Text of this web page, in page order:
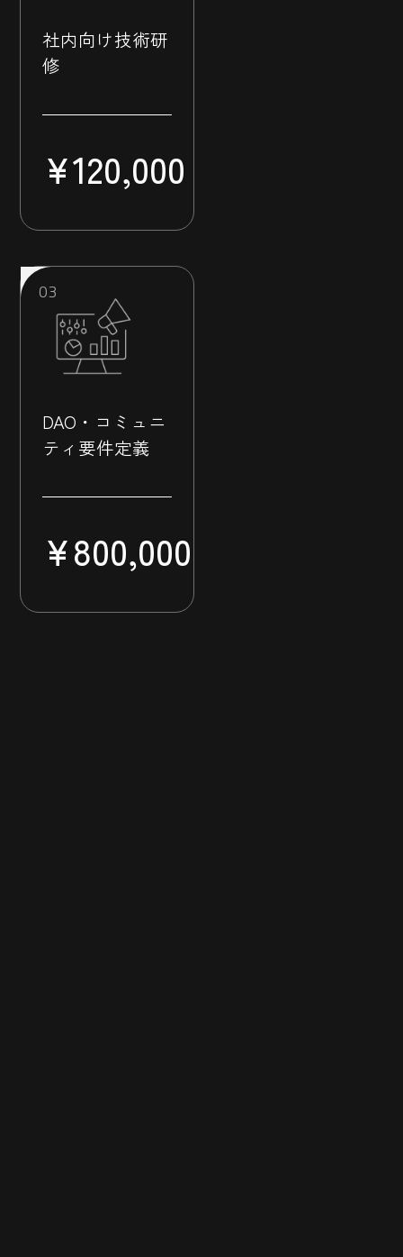
社内向け技術研
修
¥120,000
DAO・コミュニ
ティ要件定義
¥800,000